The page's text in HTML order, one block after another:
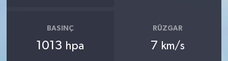
BASINÇ
1013 hpa
RÜZGAR
7 km/s